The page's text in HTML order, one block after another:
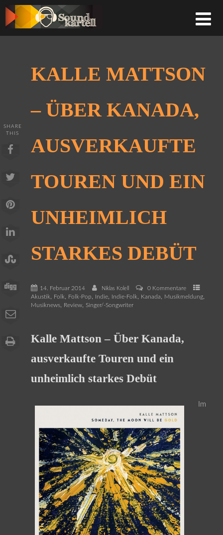
KALLE MATTSON
– ÜBER KANADA,
AUSVERKAUFTE
TOUREN UND EIN
UNHEIMLICH
STARKES DEBÜT
14. Februar 2014 Niklas Kolell
0 Kommentare
Akustik, Folk, Folk-Pop, Indie, Indie-Folk, Kanada, Musikmeldung,
Musiknews, Review, Singer/-Songwriter
SHARE
THIS
Kalle Mattson – Über Kanada,
ausverkaufte Touren und ein
unheimlich starkes Debüt
Im